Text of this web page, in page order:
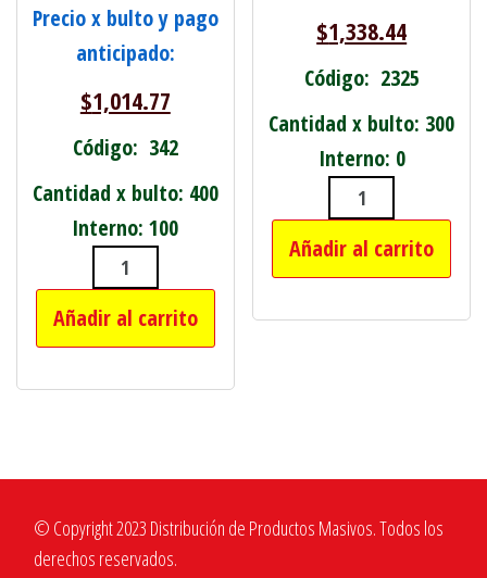
Precio x bulto y pago
anticipado:
$1,014.77
Código: 342
Cantidad x bulto: 400
Interno: 100
PIEDRA DE DESBASTE P/TALADRO
Añadir al carrito
$1,338.44
Código: 2325
Cantidad x bulto: 300
Interno: 0
HEBILLA P/
Añadir al carrito
© Copyright 2023 Distribución de Productos Masivos. Todos los
derechos reservados.